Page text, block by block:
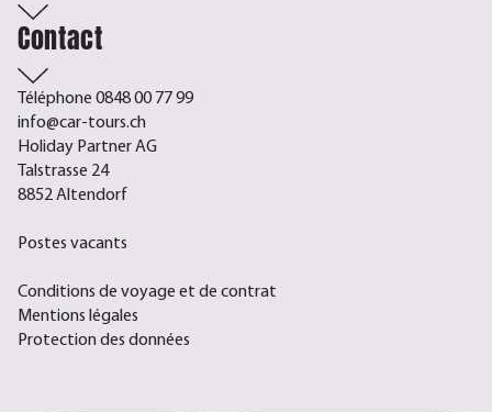
Contact
Téléphone 0848 00 77 99
info@car-tours.ch
Holiday Partner AG
Talstrasse 24
8852 Altendorf
Postes vacants
Conditions de voyage et de contrat
Mentions légales
Protection des données